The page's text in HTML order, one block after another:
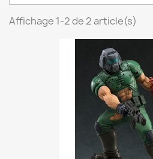
Affichage 1-2 de 2 article(s)